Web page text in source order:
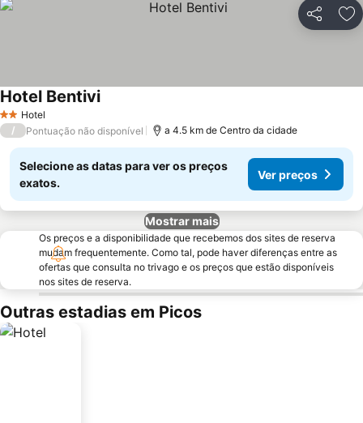
Partilhar
2 Estrelas
Hotel
Hotel Bentivi
/ Pontuação não disponível a 4.5 km de Centro da cidade
Selecione as datas para ver os preços
exatos.
Ver preços
Mostrar mais
Os preços e a disponibilidade que recebemos dos sites de reserva
mudam frequentemente. Como tal, pode haver diferenças entre as
ofertas que consulta no trivago e os preços que estão disponíveis
nos sites de reserva.
Outras estadias em Picos